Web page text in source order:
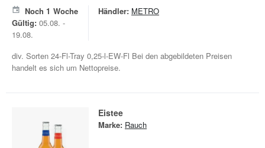
Noch 1 Woche
Gültig: 05.08. -
19.08.
Händler: METRO
div. Sorten 24-Fl-Tray 0,25-l-EW-Fl Bei den abgebildeten Preisen
handelt es sich um Nettopreise.
Eistee
Marke: Rauch